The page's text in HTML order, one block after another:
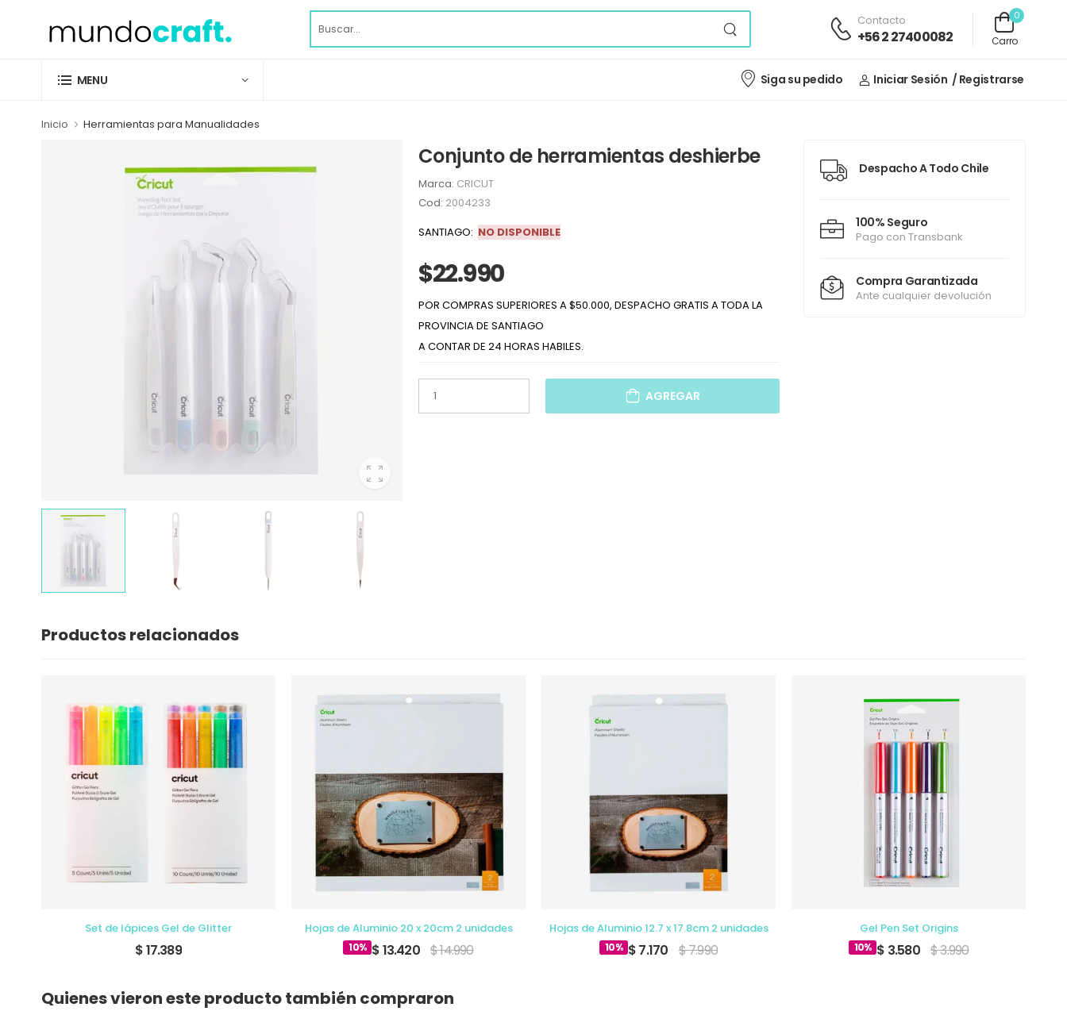
Contacto
+56 2 27400082
0
Carro
MENU Siga su pedido Iniciar Sesión / Registrarse
Inicio Herramientas para Manualidades
Conjunto de herramientas deshierbe
Marca: CRICUT
Cod: 2004233
SANTIAGO: NO DISPONIBLE
$22.990
POR COMPRAS SUPERIORES A $50.000, DESPACHO GRATIS A TODA LA
PROVINCIA DE SANTIAGO
A CONTAR DE 24 HORAS HABILES.
AGREGAR
Despacho A Todo Chile
100% Seguro
Pago con Transbank
Compra Garantizada
Ante cualquier devolución
Productos relacionados
Set de lápices Gel de Glitter
$ 17.389
Hojas de Aluminio 20 x 20cm 2 unidades
10% $ 13.420 $ 14.990
Hojas de Aluminio 12.7 x 17.8cm 2 unidades
10% $ 7.170 $ 7.990
Gel Pen Set Origins
10% $ 3.580 $ 3.990
Quienes vieron este producto también compraron